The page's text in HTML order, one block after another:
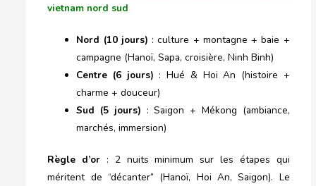
vietnam nord sud
Nord (10 jours) : culture + montagne + baie +
campagne (Hanoï, Sapa, croisière, Ninh Binh)
Centre (6 jours) : Hué & Hoi An (histoire +
charme + douceur)
Sud (5 jours) : Saigon + Mékong (ambiance,
marchés, immersion)
Règle d’or : 2 nuits minimum sur les étapes qui
méritent de “décanter” (Hanoï, Hoi An, Saigon). Le